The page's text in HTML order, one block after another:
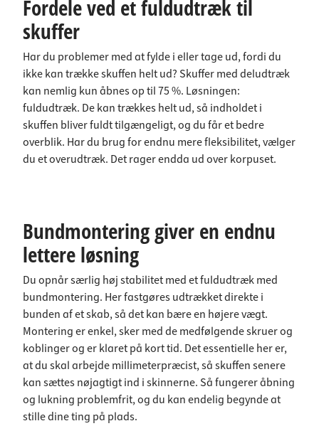
Fordele ved et fuldudtræk til
skuffer
Har du problemer med at fylde i eller tage ud, fordi du
ikke kan trække skuffen helt ud? Skuffer med deludtræk
kan nemlig kun åbnes op til 75 %. Løsningen:
fuldudtræk. De kan trækkes helt ud, så indholdet i
skuffen bliver fuldt tilgængeligt, og du får et bedre
overblik. Har du brug for endnu mere fleksibilitet, vælger
du et overudtræk. Det rager endda ud over korpuset.
Bundmontering giver en endnu
lettere løsning
Du opnår særlig høj stabilitet med et fuldudtræk med
bundmontering. Her fastgøres udtrækket direkte i
bunden af et skab, så det kan bære en højere vægt.
Montering er enkel, sker med de medfølgende skruer og
koblinger og er klaret på kort tid. Det essentielle her er,
at du skal arbejde millimeterpræcist, så skuffen senere
kan sættes nøjagtigt ind i skinnerne. Så fungerer åbning
og lukning problemfrit, og du kan endelig begynde at
stille dine ting på plads.